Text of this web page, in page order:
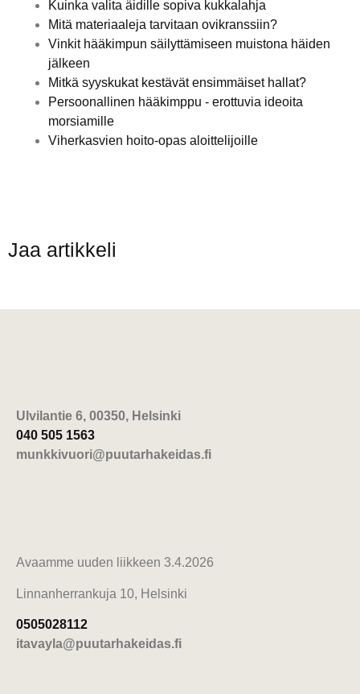
Kuinka valita äidille sopiva kukkalahja
Mitä materiaaleja tarvitaan ovikranssiin?
Vinkit hääkimpun säilyttämiseen muistona häiden
jälkeen
Mitkä syyskukat kestävät ensimmäiset hallat?
Persoonallinen hääkimppu - erottuvia ideoita
morsiamille
Viherkasvien hoito-opas aloittelijoille
Jaa artikkeli
Ulvilantie 6, 00350, Helsinki
040 505 1563
munkkivuori@puutarhakeidas.fi
Avaamme uuden liikkeen 3.4.2026
Linnanherrankuja 10, Helsinki
0505028112
itavayla@puutarhakeidas.fi